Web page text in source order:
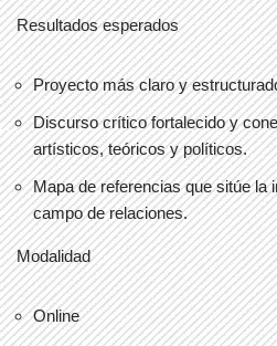
Resultados esperados
Proyecto más claro y
Discurso crítico fortalecido y
artísticos, teóricos y políticos.
Mapa de referencias que sitúe la
campo de relaciones.
Modalidad
Online